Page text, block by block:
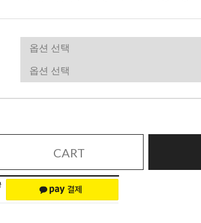
CART